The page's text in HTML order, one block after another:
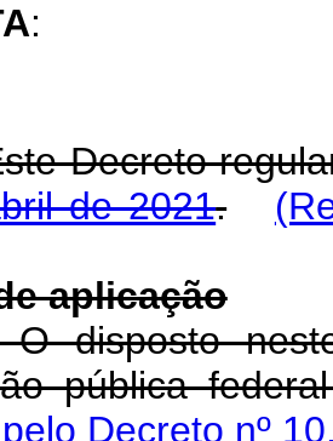
:
Decreto
de 2021.
aplicação
disposto
pública
Decreto nº